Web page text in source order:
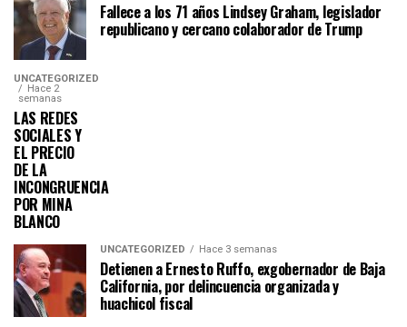
Fallece a los 71 años Lindsey Graham, legislador
republicano y cercano colaborador de Trump
UNCATEGORIZED
Hace 2
semanas
LAS REDES
SOCIALES Y
EL PRECIO
DE LA
INCONGRUENCIA
POR MINA
BLANCO
UNCATEGORIZED Hace 3 semanas
Detienen a Ernesto Ruffo, exgobernador de Baja
California, por delincuencia organizada y
huachicol fiscal